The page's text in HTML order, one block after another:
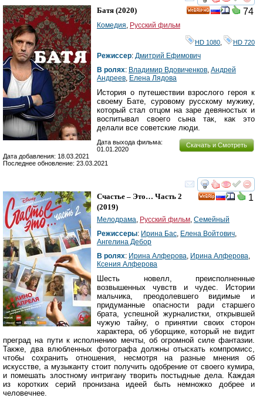
смотреть
74
Батя (2020)
Комедия, Русский фильм
HD 1080 HD 720
Режиссер: Дмитрий Ефимович
В ролях: Владимир Вдовиченков, Андрей
Андреев, Елена Лядова
История о путешествии взрослого героя к
своему Бате, суровому русскому мужику,
который стал отцом на заре девяностых и
воспитывал своего сына так, как это
делали все советские люди.
Скачать и Смотреть
Дата выхода фильма:
01.01.2020
Дата добавления: 18.03.2021
Последнее обновление: 23.03.2021
смотреть
1
Счастье – Это… Часть 2
(2019)
Мелодрама, Русский фильм, Семейный
Режиссеры: Ирина Бас, Елена Войтович,
Ангелина Дебор
В ролях: Ирина Алферова, Ирина Алферова,
Ксения Алферова
Шесть новелл, преисполненные
возвышенных чувств и чудес. Истории
мальчика, преодолевшего видимые и
придуманные опасности ради старшего
брата, успешной журналистки, открывшей
чужую тайну, о принятии своих сторон
характера, об уборщике, который не видит
преград на пути к исполнению мечты, об огромной силе фантазии.
Также, два влюбленных фотографа должны отыскать компромисс,
чтобы сохранить отношения, несмотря на разные мнения об
искусстве, а музыканту стоит получить одобрение от своего кумира,
и помешать злостному интригану творить постыдные дела. Каждая
из коротких серий пронизана идеей быть немножко добрее и
человечнее.